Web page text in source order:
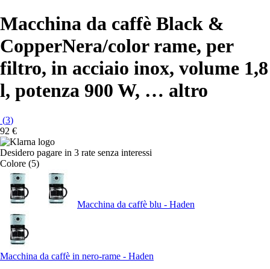
Macchina da caffè Black &
CopperNera/color rame, per
filtro, in acciaio inox, volume 1,8
l, potenza 900 W, … altro
(3)
92 €
Desidero pagare in 3 rate senza interessi
Colore (5)
Macchina da caffè blu - Haden
Macchina da caffè in nero-rame - Haden